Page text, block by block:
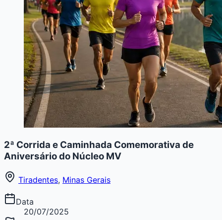
2ª Corrida e Caminhada Comemorativa de
Aniversário do Núcleo MV
Tiradentes, Minas Gerais
Data
20/07/2025